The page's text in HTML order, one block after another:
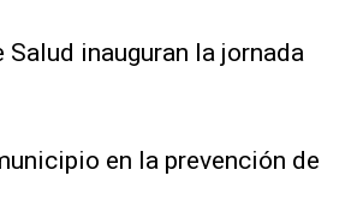
inauguran la jornada
en la prevención de